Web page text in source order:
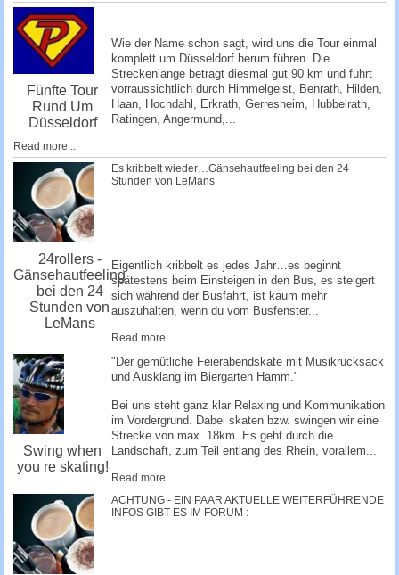
Fünfte Tour
Rund Um
Düsseldorf
Wie der Name schon sagt, wird uns die Tour einmal
komplett um Düsseldorf herum führen. Die
Streckenlänge beträgt diesmal gut 90 km und führt
vorraussichtlich durch Himmelgeist, Benrath, Hilden,
Haan, Hochdahl, Erkrath, Gerresheim, Hubbelrath,
Ratingen, Angermund,...
Read more...
24rollers -
Gänsehautfeeling
bei den 24
Stunden von
LeMans
Es kribbelt wieder…Gänsehautfeeling bei den 24
Stunden von LeMans
Eigentlich kribbelt es jedes Jahr…es beginnt
spätestens beim Einsteigen in den Bus, es steigert
sich während der Busfahrt, ist kaum mehr
auszuhalten, wenn du vom Busfenster...
Read more...
Swing when
you re skating!
"Der gemütliche Feierabendskate mit Musikrucksack
und Ausklang im Biergarten Hamm."
Bei uns steht ganz klar Relaxing und Kommunikation
im Vordergrund. Dabei skaten bzw. swingen wir eine
Strecke von max. 18km. Es geht durch die
Landschaft, zum Teil entlang des Rhein, vorallem...
Read more...
ACHTUNG - EIN PAAR AKTUELLE WEITERFÜHRENDE
INFOS GIBT ES IM FORUM :